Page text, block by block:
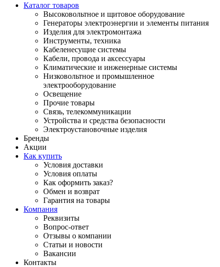
Каталог товаров
Высоковольтное и щитовое оборудование
Генераторы электроэнергии и элементы питания
Изделия для электромонтажа
Инструменты, техника
Кабеленесущие системы
Кабели, провода и аксессуары
Климатические и инженерные системы
Низковольтное и промышленное
электрооборудование
Освещение
Прочие товары
Связь, телекоммуникации
Устройства и средства безопасности
Электроустановочные изделия
Бренды
Акции
Как купить
Условия доставки
Условия оплаты
Как оформить заказ?
Обмен и возврат
Гарантия на товары
Компания
Реквизиты
Вопрос-ответ
Отзывы о компании
Статьи и новости
Вакансии
Контакты